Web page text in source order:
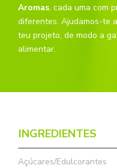
Aromas, cada uma com
diferentes. Ajudamos-te
teu projeto, de modo a
alimentar.
INGREDIENTES
Açúcares/Edulcorantes